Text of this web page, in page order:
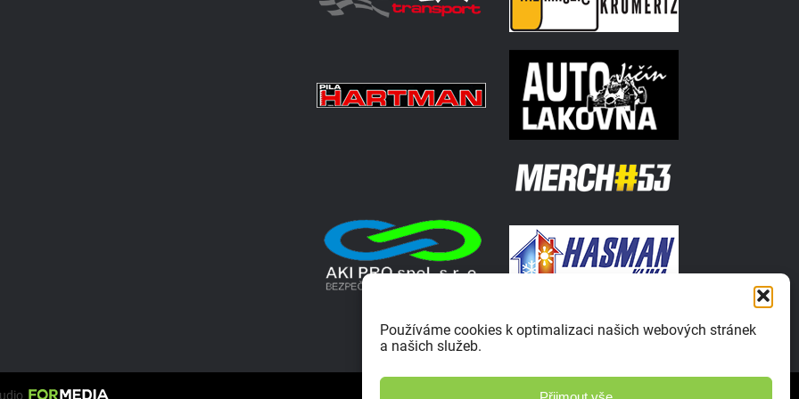
Používáme cookies k optimalizaci našich webových stránek
a našich služeb.
Zásady ochrany osobních údajů